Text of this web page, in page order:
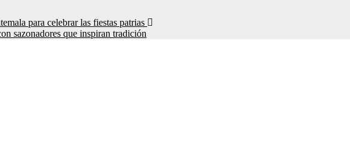
para celebrar las fiestas patrias
sazonadores que inspiran tradición